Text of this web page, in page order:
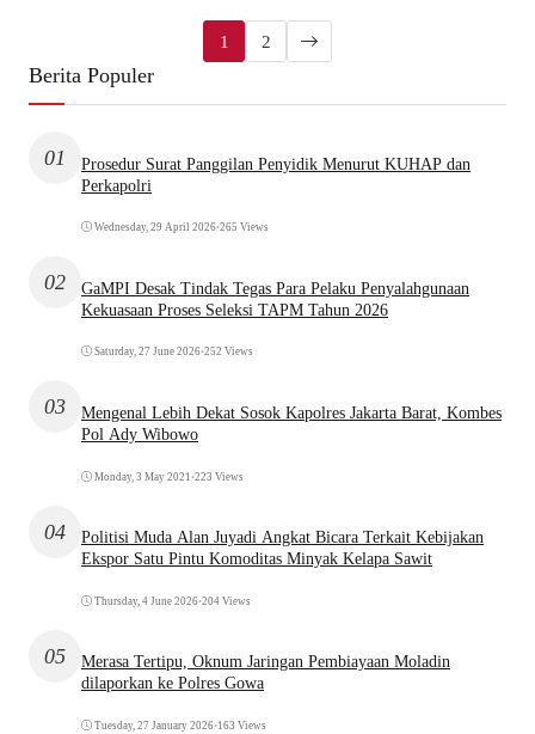
1 2
Berita Populer
01
Prosedur Surat Panggilan Penyidik Menurut KUHAP dan
Perkapolri
Wednesday, 29 April 2026•265 Views
02
GaMPI Desak Tindak Tegas Para Pelaku Penyalahgunaan
Kekuasaan Proses Seleksi TAPM Tahun 2026
Saturday, 27 June 2026•252 Views
03
Mengenal Lebih Dekat Sosok Kapolres Jakarta Barat, Kombes
Pol Ady Wibowo
Monday, 3 May 2021 •223 Views
04
Politisi Muda Alan Juyadi Angkat Bicara Terkait Kebijakan
Ekspor Satu Pintu Komoditas Minyak Kelapa Sawit
Thursday, 4 June 2026•204 Views
05
Merasa Tertipu, Oknum Jaringan Pembiayaan Moladin
dilaporkan ke Polres Gowa
Tuesday, 27 January 2026•163 Views